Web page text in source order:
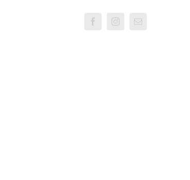
FacebookInstagramEmail